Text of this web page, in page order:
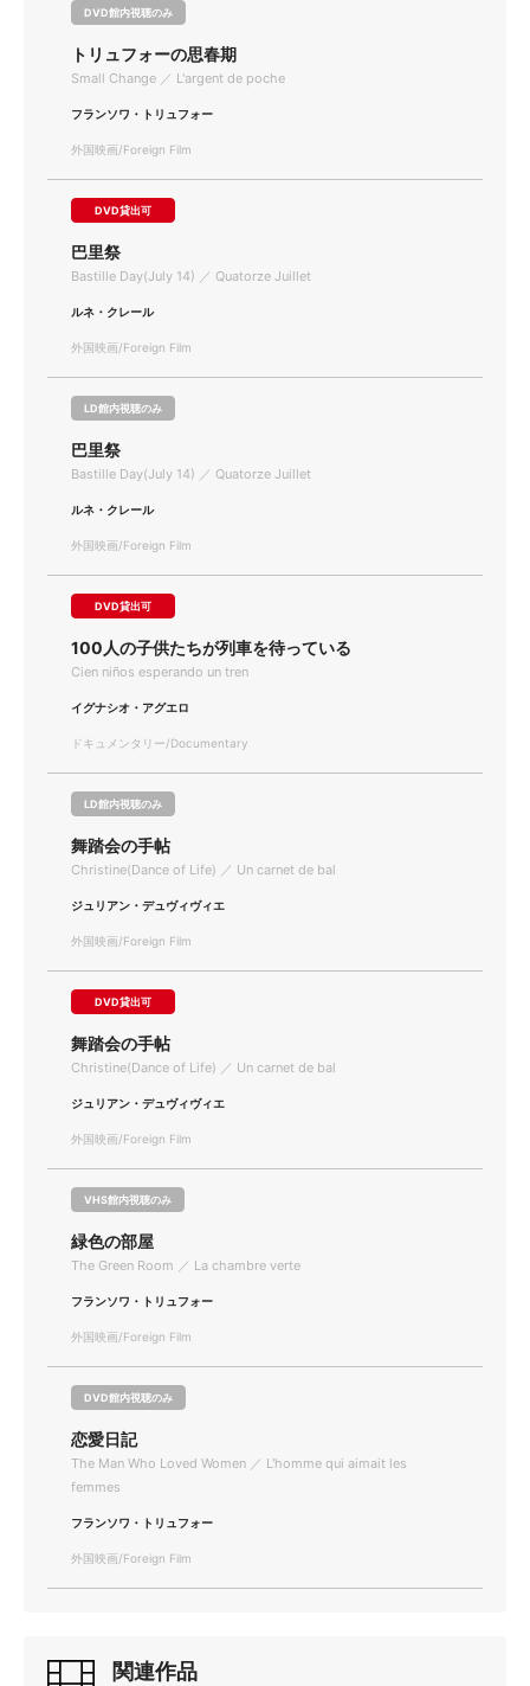
DVD館内視聴のみ
トリュフォーの思春期
Small Change ／ L'argent de poche
フランソワ・トリュフォー
外国映画/Foreign Film
DVD貸出可
巴里祭
Bastille Day(July 14) ／ Quatorze Juillet
ルネ・クレール
外国映画/Foreign Film
LD館内視聴のみ
巴里祭
Bastille Day(July 14) ／ Quatorze Juillet
ルネ・クレール
外国映画/Foreign Film
DVD貸出可
100人の子供たちが列車を待っている
Cien niños esperando un tren
イグナシオ・アグエロ
ドキュメンタリー/Documentary
LD館内視聴のみ
舞踏会の手帖
Christine(Dance of Life) ／ Un carnet de bal
ジュリアン・デュヴィヴィエ
外国映画/Foreign Film
DVD貸出可
舞踏会の手帖
Christine(Dance of Life) ／ Un carnet de bal
ジュリアン・デュヴィヴィエ
外国映画/Foreign Film
VHS館内視聴のみ
緑色の部屋
The Green Room ／ La chambre verte
フランソワ・トリュフォー
外国映画/Foreign Film
DVD館内視聴のみ
恋愛日記
The Man Who Loved Women ／ L'homme qui aimait les
femmes
フランソワ・トリュフォー
外国映画/Foreign Film
関連作品